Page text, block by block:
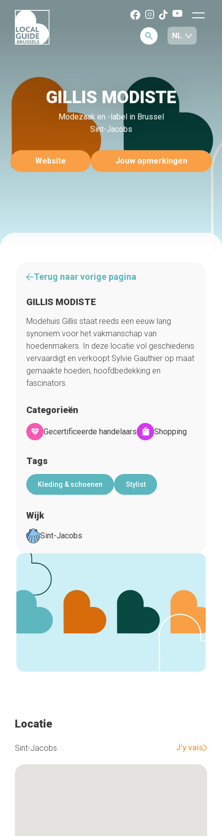
GILLIS MODISTE
Modezaak en -label in Brussel
Sint-Jacobs
Website Jouw opmerkingen
Terug naar vorige pagina
GILLIS MODISTE
Modehuis Gillis staat reeds een eeuw lang
synoniem voor het vakmanschap van
hoedenmakers. In deze locatie vol geschiedenis
vervaardigt en verkoopt Sylvie Gauthier op maat
gemaakte hoeden, hoofdbedekking en
fascinators.
Categorieën
Gecertificeerde handelaars Shopping
Tags
Kleding & schoenen Stylist
Wijk
Sint-Jacobs
Locatie
Sint-Jacobs J'y vais